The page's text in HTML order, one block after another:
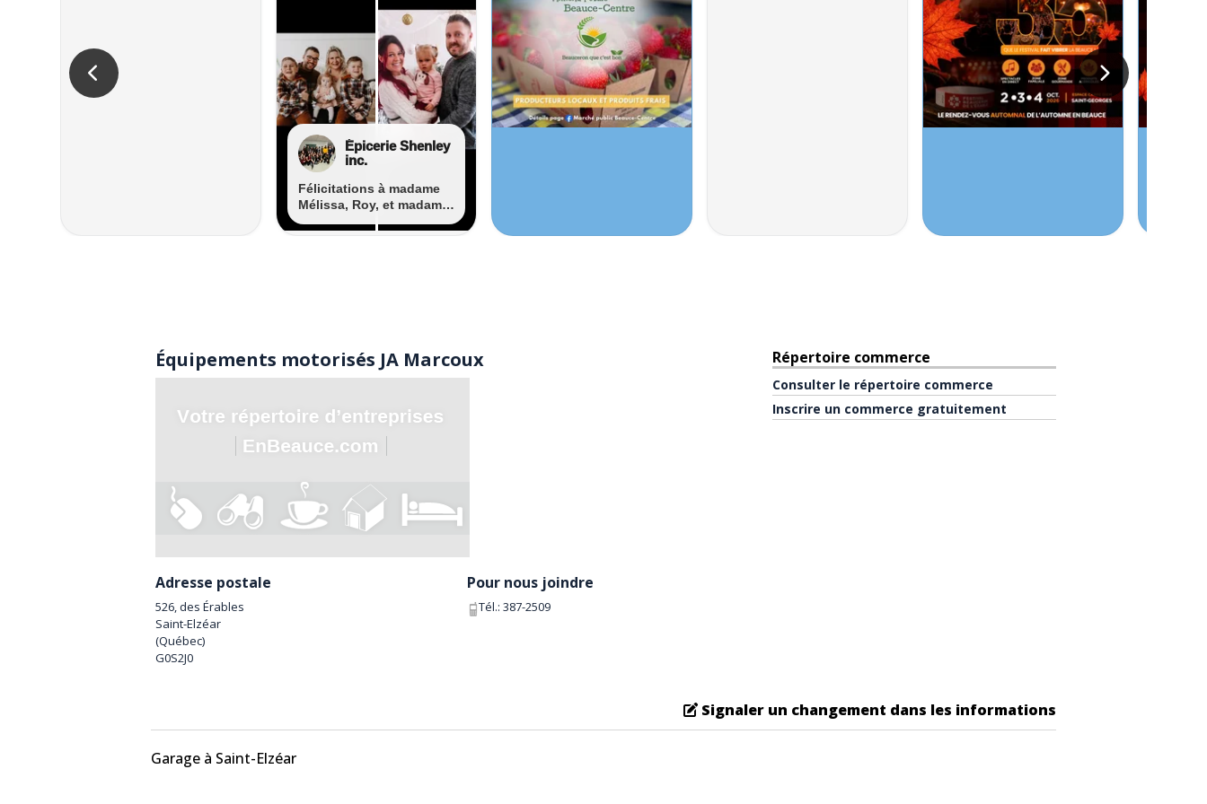
Équipements motorisés JA Marcoux
Adresse postale
526, des Érables
Saint-Elzéar
(Québec)
G0S2J0
Pour nous joindre
Tél.: 387-2509
Répertoire commerce
Consulter le répertoire commerce
Inscrire un commerce gratuitement
Signaler un changement dans les informations
Garage à Saint-Elzéar